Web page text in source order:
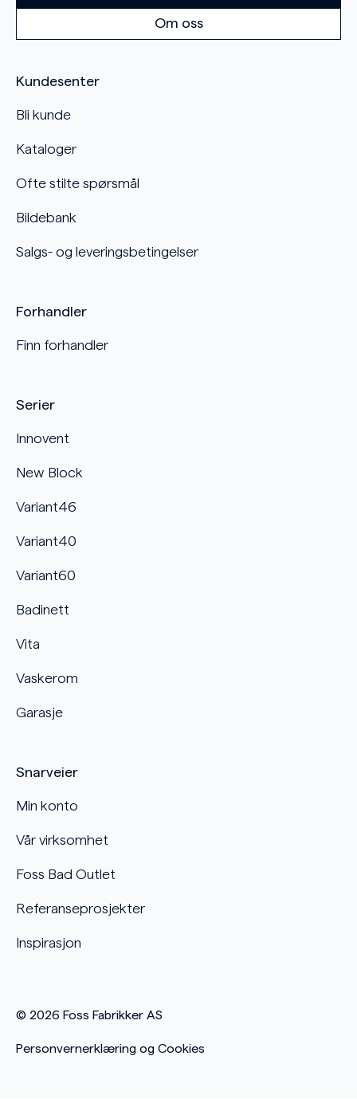
Serier
Innovent
New Block
Variant46
Variant40
Variant60
Badinett
Vita
Vaskerom
Garasje
Kundesenter
Bli kunde
Kataloger
Ofte stilte spørsmål
Bildebank
Salgs- og leveringsbetingelser
Forhandler
Finn forhandler
Snarveier
Min konto
Vår virksomhet
Foss Bad Outlet
Referanseprosjekter
Inspirasjon
Om oss
© 2026 Foss Fabrikker AS
Personvernerklæring og Cookies